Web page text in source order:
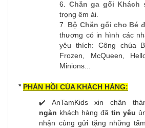
6. Chăn ga gối Khách
trọng êm ái.
7. Bộ Chăn gối cho Bé
thương có in hình các
yêu thích: Công chúa
Frozen, McQueen,
Minions...
* PHẢN HỒI CỦA KHÁCH HÀNG:
✔️ AnTamKids xin chân
ngàn khách hàng đã tin yêu
nhận cùng gửi tặng những